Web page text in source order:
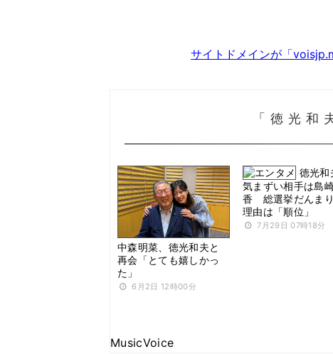
サイトドメインが「
「徳光和
中森明菜、徳光和夫と
再会「とても嬉しかっ
た」
6月2日 12時00分
徳光和
気まずい相手は島
香 総選挙だんま
理由は「順位」
7月29日 07時18分
MusicVoice